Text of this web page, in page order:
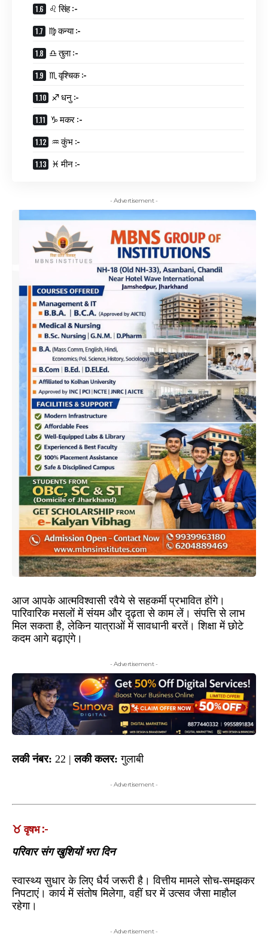
♌ सिंह :-
♍ कन्या :-
♎ तुला :-
♏ वृश्चिक :-
♐ धनु :-
♑ मकर :-
♒ कुंभ :-
♓ मीन :-
- Advertisement -
आज आपके आत्मविश्वासी रवैये से सहकर्मी प्रभावित होंगे।
पारिवारिक मसलों में संयम और दृढ़ता से काम लें। संपत्ति से लाभ
मिल सकता है, लेकिन यात्राओं में सावधानी बरतें। शिक्षा में छोटे
कदम आगे बढ़ाएंगे।
- Advertisement -
लकी नंबर: 22 |लकी कलर: गुलाबी
- Advertisement -
♉ वृषभ :-
परिवार संग खुशियों भरा दिन
स्वास्थ्य सुधार के लिए धैर्य जरूरी है। वित्तीय मामले सोच-समझकर
निपटाएं। कार्य में संतोष मिलेगा, वहीं घर में उत्सव जैसा माहौल
रहेगा।
- Advertisement -